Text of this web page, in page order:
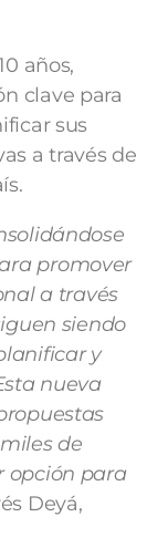
años,
clave para
sus
a través de
promover
a través
siendo
y
nueva
de
opción para
Deyá,